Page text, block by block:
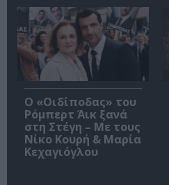
O «Οιδίποδας» του
Ρόμπερτ Άικ ξανά
στη Στέγη – Με τους
Νίκο Κουρή & Μαρία
Κεχαγιόγλου